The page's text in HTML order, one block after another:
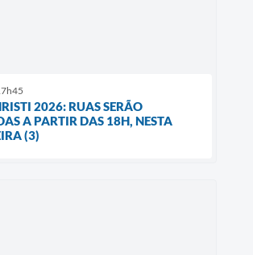
2026: RUAS SERÃO
A PARTIR DAS 18H, NESTA
(3)